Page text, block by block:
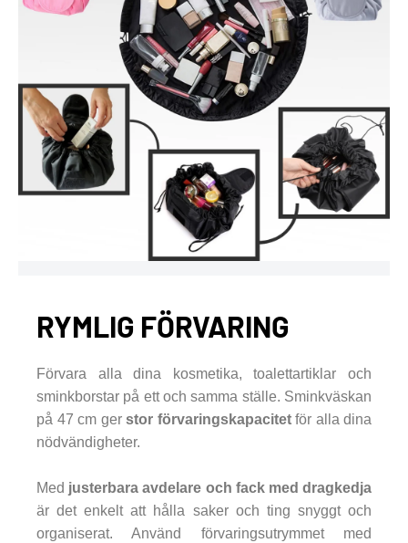
RYMLIG FÖRVARING
Förvara alla dina kosmetika, toalettartiklar och
sminkborstar på ett och samma ställe. Sminkväskan
på 47 cm ger stor förvaringskapacitetför alla dina
nödvändigheter.
Med justerbara avdelare och fack med dragkedja
är det enkelt att hålla saker och ting snyggt och
organiserat. Använd förvaringsutrymmet med